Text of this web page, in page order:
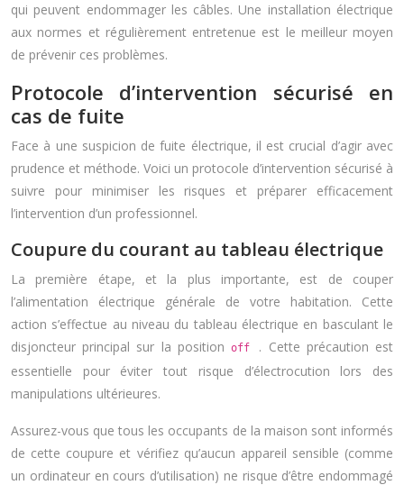
qui peuvent endommager les câbles. Une installation électrique
aux normes et régulièrement entretenue est le meilleur moyen
de prévenir ces problèmes.
Protocole d’intervention sécurisé en
cas de fuite
Face à une suspicion de fuite électrique, il est crucial d’agir avec
prudence et méthode. Voici un protocole d’intervention sécurisé à
suivre pour minimiser les risques et préparer efficacement
l’intervention d’un professionnel.
Coupure du courant au tableau électrique
La première étape, et la plus importante, est de couper
l’alimentation électrique générale de votre habitation. Cette
action s’effectue au niveau du tableau électrique en basculant le
disjoncteur principal sur la positionoff . Cette précaution est
essentielle pour éviter tout risque d’électrocution lors des
manipulations ultérieures.
Assurez-vous que tous les occupants de la maison sont informés
de cette coupure et vérifiez qu’aucun appareil sensible (comme
un ordinateur en cours d’utilisation) ne risque d’être endommagé